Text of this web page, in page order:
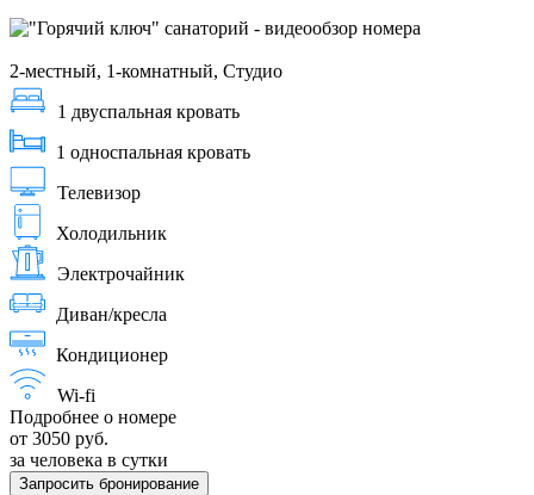
2-местный, 1-комнатный, Студио
1 двуспальная кровать
1 односпальная кровать
Телевизор
Холодильник
Электрочайник
Диван/кресла
Кондиционер
Wi-fi
Подробнее о номере
от 3050 руб.
за человека в сутки
Запросить бронирование